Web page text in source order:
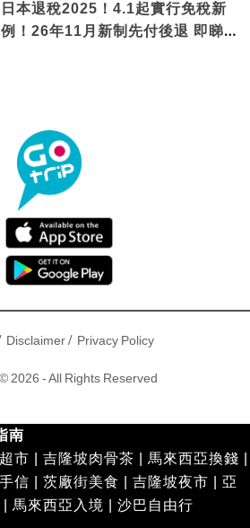
日本退稅2025！4.1起實行免稅新
例！26年11月新制先付後退 即睇步
Disclaimer/ Privacy Policy
2026 - All Rights Reserved
南
市 吉隆坡肉骨茶 馬來西亞換錢
信 茨廠街美食 吉隆坡夜市
亞
馬來西亞入境 沙巴自由行